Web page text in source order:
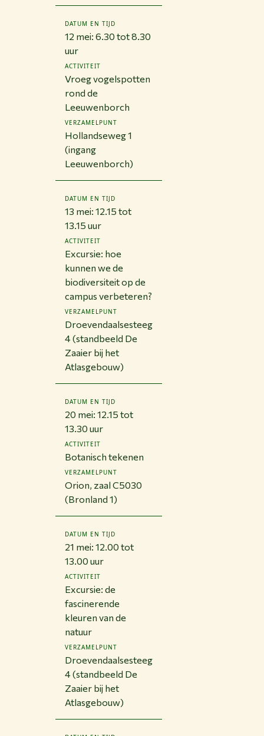
DATUM EN TIJD
12 mei: 6.30 tot 8.30
uur
ACTIVITEIT
Vroeg vogelspotten
rond de
Leeuwenborch
VERZAMELPUNT
Hollandseweg 1
(ingang
Leeuwenborch)
DATUM EN TIJD
13 mei: 12.15 tot
13.15 uur
ACTIVITEIT
Excursie: hoe
kunnen we de
biodiversiteit op de
campus verbeteren?
VERZAMELPUNT
Droevendaalsesteeg
4 (standbeeld De
Zaaier bij het
Atlasgebouw)
DATUM EN TIJD
20 mei: 12.15 tot
13.30 uur
ACTIVITEIT
Botanisch tekenen
VERZAMELPUNT
Orion, zaal C5030
(Bronland 1)
DATUM EN TIJD
21 mei: 12.00 tot
13.00 uur
ACTIVITEIT
Excursie: de
fascinerende
kleuren van de
natuur
VERZAMELPUNT
Droevendaalsesteeg
4 (standbeeld De
Zaaier bij het
Atlasgebouw)